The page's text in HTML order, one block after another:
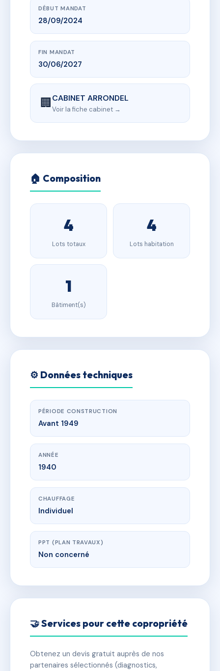
DÉBUT MANDAT
28/09/2024
FIN MANDAT
30/06/2027
🏢CABINET ARRONDEL
Voir la fiche cabinet →
🏠 Composition
4
Lots totaux
4
Lots habitation
1
Bâtiment(s)
⚙️ Données techniques
PÉRIODE CONSTRUCTION
Avant 1949
ANNÉE
1940
CHAUFFAGE
Individuel
PPT (PLAN TRAVAUX)
Non concerné
🤝 Services pour cette copropriété
Obtenez un devis gratuit auprès de nos
partenaires sélectionnés (diagnostics,